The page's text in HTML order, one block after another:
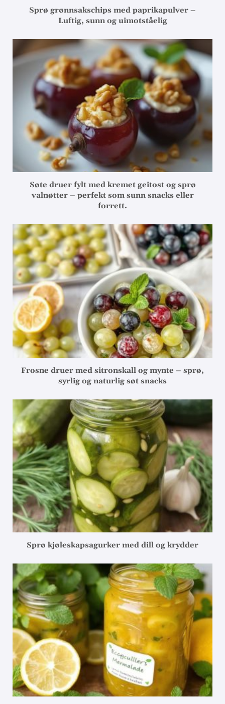
Sprø grønnsakschips med paprikapulver –
Luftig, sunn og uimotståelig
Søte druer fylt med kremet geitost og sprø
valnøtter – perfekt som sunn snacks eller
forrett.
Frosne druer med sitronskall og mynte – sprø,
syrlig og naturlig søt snacks
Sprø kjøleskapsagurker med dill og krydder